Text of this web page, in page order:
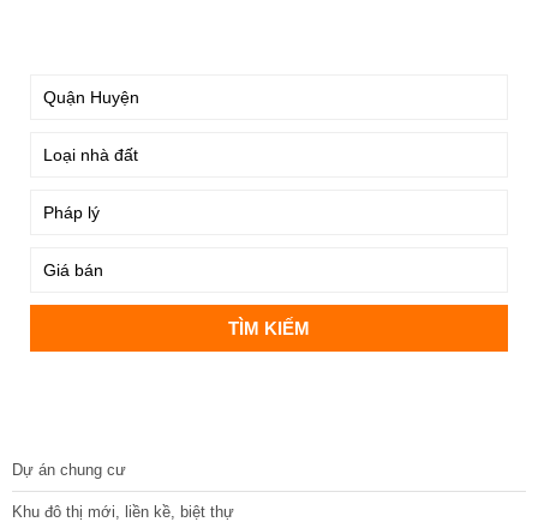
Dự án chung cư
Khu đô thị mới, liền kề, biệt thự